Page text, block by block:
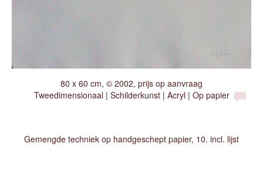
80 x 60 cm, © 2002, prijs op aanvraag
Tweedimensionaal | Schilderkunst | Acryl | Op papier
Gemengde techniek op handgeschept papier, 10. incl. lijst